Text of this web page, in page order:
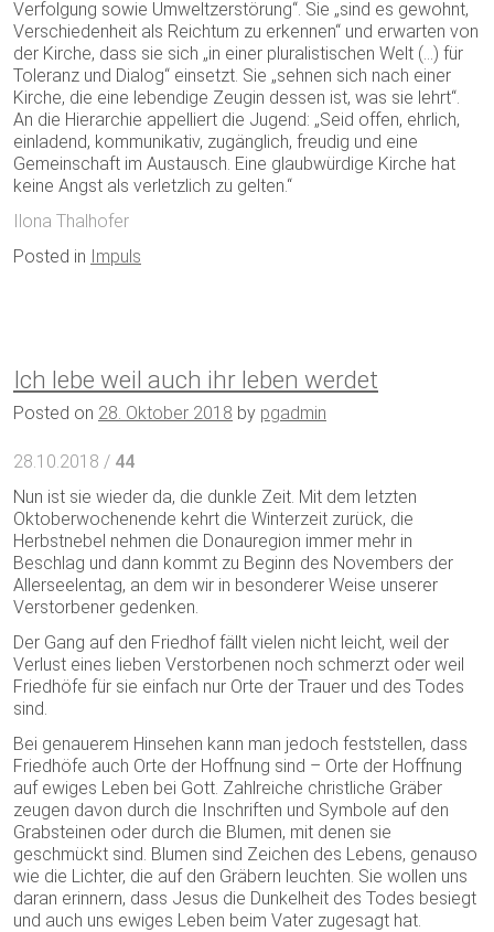
Verfolgung sowie Umweltzerstörung“. Sie „sind es gewohnt,
Verschiedenheit als Reichtum zu erkennen“ und erwarten von
der Kirche, dass sie sich „in einer pluralistischen Welt (…) für
Toleranz und Dialog“ einsetzt. Sie „sehnen sich nach einer
Kirche, die eine lebendige Zeugin dessen ist, was sie lehrt“.
An die Hierarchie appelliert die Jugend: „Seid offen, ehrlich,
einladend, kommunikativ, zugänglich, freudig und eine
Gemeinschaft im Austausch. Eine glaubwürdige Kirche hat
keine Angst als verletzlich zu gelten.“
Ilona Thalhofer
Posted in Impuls
Ich lebe weil auch ihr leben werdet
Posted on 28. Oktober 2018 by pgadmin
28.10.2018 / 44
Nun ist sie wieder da, die dunkle Zeit. Mit dem letzten
Oktoberwochenende kehrt die Winterzeit zurück, die
Herbstnebel nehmen die Donauregion immer mehr in
Beschlag und dann kommt zu Beginn des Novembers der
Allerseelentag, an dem wir in besonderer Weise unserer
Verstorbener gedenken.
Der Gang auf den Friedhof fällt vielen nicht leicht, weil der
Verlust eines lieben Verstorbenen noch schmerzt oder weil
Friedhöfe für sie einfach nur Orte der Trauer und des Todes
sind.
Bei genauerem Hinsehen kann man jedoch feststellen, dass
Friedhöfe auch Orte der Hoffnung sind – Orte der Hoffnung
auf ewiges Leben bei Gott. Zahlreiche christliche Gräber
zeugen davon durch die Inschriften und Symbole auf den
Grabsteinen oder durch die Blumen, mit denen sie
geschmückt sind. Blumen sind Zeichen des Lebens, genauso
wie die Lichter, die auf den Gräbern leuchten. Sie wollen uns
daran erinnern, dass Jesus die Dunkelheit des Todes besiegt
und auch uns ewiges Leben beim Vater zugesagt hat.